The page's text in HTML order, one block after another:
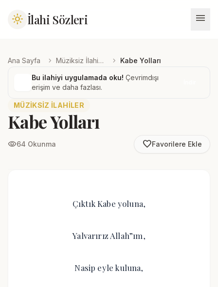
light_mode İlahi Sözleri menu
Ana Sayfa chevron_right Müziksiz İlahiler chevron_right Kabe Yolları
Bu ilahiyi uygulamada oku! Çevrimdışı
erişim ve daha fazlası.
MÜZIKSIZ İLAHILER
Kabe Yolları
visibility64 Okunma favorite_borderFavorilere Ekle
Çıktık Kabe yoluna,
Yalvarırız Allah”ım,
Nasip eyle kuluna,